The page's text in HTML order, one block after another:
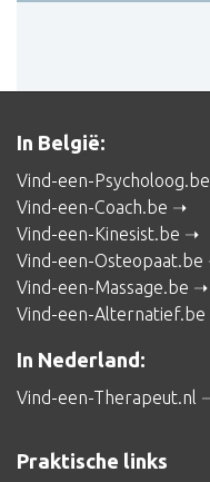
In België:
Vind-een-Psycholoog.be
Vind-een-Coach.be
Vind-een-Kinesist.be
Vind-een-Osteopaat.be
Vind-een-Massage.be
Vind-een-Alternatief.be
In Nederland:
Vind-een-Therapeut.nl
Praktische links